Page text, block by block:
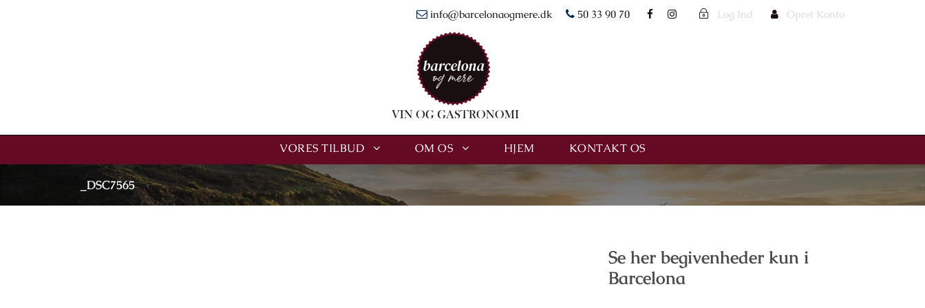
info@barcelonaogmere.dk 50 33 90 70 Log Ind Opret Konto
VORES TILBUD OM OS HJEM KONTAKT OS
_DSC7565
Se her begivenheder kun i
Barcelona